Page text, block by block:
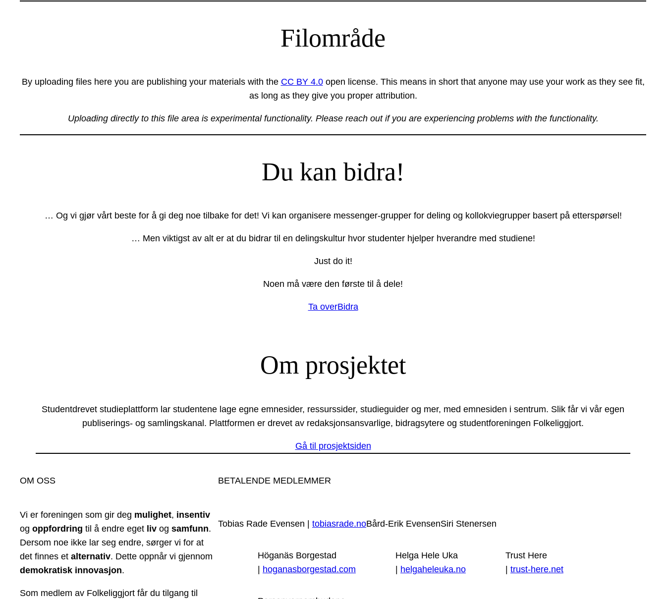
Filområde
By uploading files here you are publishing your materials with the CC BY 4.0open license. This means in short that anyone may use your work as they see fit,
as long as they give you proper attribution.
Uploading directly to this file area is experimental functionality. Please reach out if you are experiencing problems with the functionality.
Du kan bidra!
… Og vi gjør vårt beste for å gi deg noe tilbake for det! Vi kan organisere messenger-grupper for deling og kollokviegrupper basert på etterspørsel!
… Men viktigst av alt er at du bidrar til en delingskultur hvor studenter hjelper hverandre med studiene!
Just do it!
Noen må være den første til å dele!
Ta overBidra
Om prosjektet
Studentdrevet studieplattform lar studentene lage egne emnesider, ressurssider, studieguider og mer, med emnesiden i sentrum. Slik får vi vår egen
publiserings- og samlingskanal. Plattformen er drevet av redaksjonsansvarlige, bidragsytere og studentforeningen Folkeliggjort.
Gå til prosjektsiden
OM OSS
Vi er foreningen som gir deg mulighet, insentiv
og oppfordring til å endre eget liv og samfunn.
Dersom noe ikke lar seg endre, sørger vi for at
det finnes et alternativ. Dette oppnår vi gjennom
demokratisk innovasjon.
Som medlem av Folkeliggjort får du tilgang til
BETALENDE MEDLEMMER
Tobias Rade Evensen | tobiasrade.noBård-Erik EvensenSiri Stenersen
Höganäs Borgestad
| hoganasborgestad.com
Helga Hele Uka
| helgaheleuka.no
Trust Here
| trust-here.net